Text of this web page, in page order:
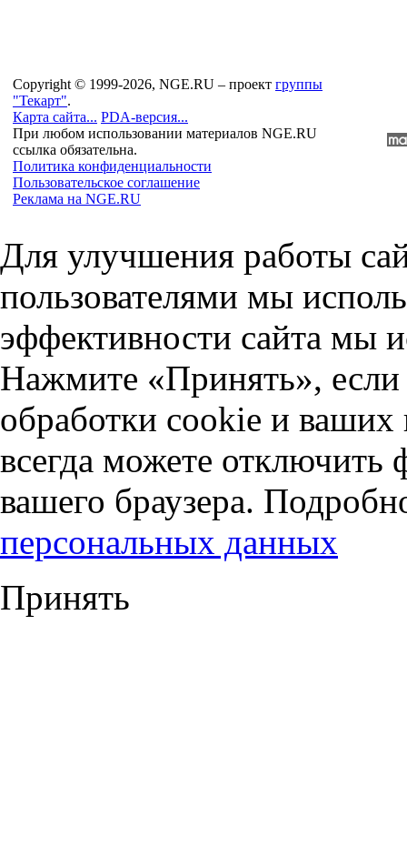
Copyright © 1999-2026, NGE.RU – проект группы
"Текарт".
Карта сайта... PDA-версия...
При любом использовании материалов NGE.RU
ссылка обязательна.
Политика конфиденциальности
Пользовательское соглашение
Реклама на NGE.RU
Для улучшения работы
пользователями мы
эффективности сайта мы
Нажмите «Принять», если
обработки cookie и
всегда можете отключить
вашего браузера.
персональных данных
Принять